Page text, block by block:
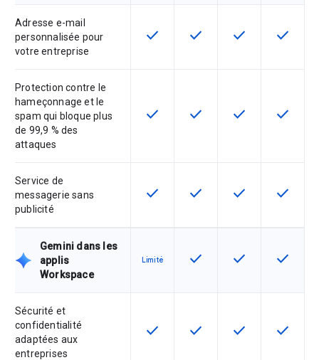
Adresse e-mail
personnalisée pour
votre entreprise
Cette fonctionnalité est disponible
check Cette fonctionnalité est
check Cette
check Cette
check
Protection contre le
hameçonnage et le
spam qui bloque plus
de 99,9 % des
attaques
Cette fonctionnalité est disponible
check Cette fonctionnalité est
check Cette
check Cette
check
Service de
messagerie sans
publicité
Cette fonctionnalité est disponible
check Cette fonctionnalité est
check Cette
check Cette
check
Gemini dans les
applis
Workspace
Limité Cette fonctionnalité est
check Cette
check Cette
check
Sécurité et
confidentialité
adaptées aux
entreprises
Cette fonctionnalité est disponible
check Cette fonctionnalité est
check Cette
check Cette
check